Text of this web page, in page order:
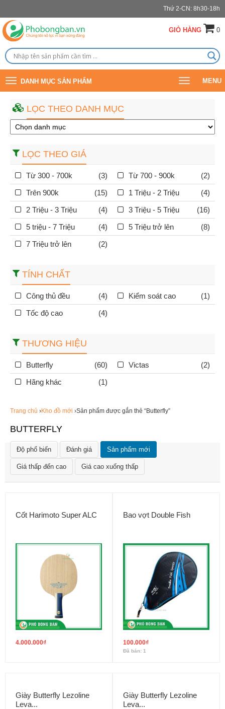
Thứ 2-CN: 8h30-18h
GIỎ HÀNG 0
Toggle
navigation
DANH MỤC SẢN PHẨM
Toggle
navigation
MENU
LỌC THEO DANH MỤC
LỌC THEO GIÁ
Từ 300 - 700k (3) Từ 700 - 900k
(2)
Trên 900k
(15) 1 Triệu - 2 Triệu
(4)
2 Triệu - 3 Triệu
(4) 3 Triệu - 5 Triệu
(16)
5 triệu - 7 Triệu
(4) 5 Triệu trở lên
(8)
7 Triệu trở lên
(2)
TÍNH CHẤT
Công thủ đều (4) Kiểm soát cao
(1)
Tốc độ cao
(4)
THƯƠNG HIỆU
Butterfly (60) Victas
(2)
Hãng khác
(1)
Trang chủ ›Kho đồ mới ›Sản phẩm được gắn thẻ “Butterfly”
BUTTERFLY
Độ phổ biến Đánh giá Sản phẩm mới
Giá thấp đến cao Giá cao xuống thấp
Cốt Harimoto Super ALC
4.000.000₫
Bao vợt Double Fish
100.000₫
Đã bán: 1
Giày Butterfly Lezoline
Leva...
Giày Butterfly Lezoline
Leva...